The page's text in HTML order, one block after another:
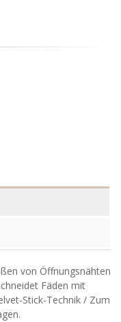
von Öffnungsnähten
Fäden mit
Stick-Technik / Zum